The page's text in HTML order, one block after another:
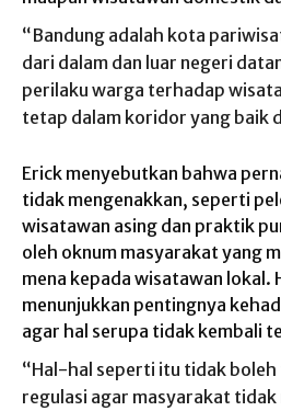
“Bandung adalah kota
dari dalam dan luar negeri
perilaku warga terhadap
tetap dalam koridor yang baik
Erick menyebutkan bahwa
tidak mengenakkan, seperti
wisatawan asing dan praktik
oleh oknum masyarakat yang
mena kepada wisatawan lokal.
menunjukkan pentingnya
agar hal serupa tidak kembali
“Hal-hal seperti itu tidak boleh
regulasi agar masyarakat